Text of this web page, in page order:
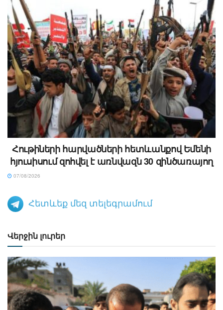
Հութիների հարվածների հետևանքով Եմենի
հյուսիսում զոհվել է առնվազն 30 զինծառայող
07/08/2026
Հետևեք մեզ տելեգրամում
Վերջին լուրեր